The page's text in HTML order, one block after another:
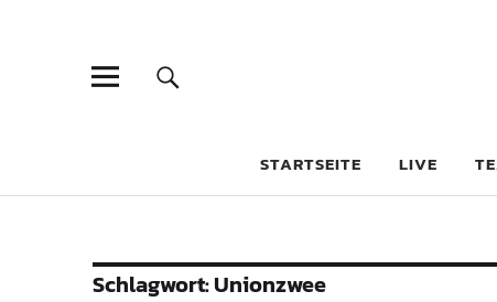
STARTSEITE LIVE
Schlagwort:Unionzwee